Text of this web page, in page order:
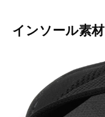
インソール素材